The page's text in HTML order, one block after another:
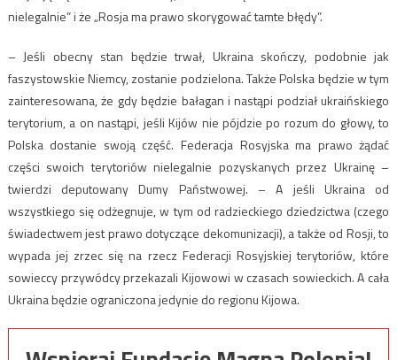
nielegalnie” i że „Rosja ma prawo skorygować tamte błędy”.
– Jeśli obecny stan będzie trwał, Ukraina skończy, podobnie jak
faszystowskie Niemcy, zostanie podzielona. Także Polska będzie w tym
zainteresowana, że gdy będzie bałagan i nastąpi podział ukraińskiego
terytorium, a on nastąpi, jeśli Kijów nie pójdzie po rozum do głowy, to
Polska dostanie swoją część. Federacja Rosyjska ma prawo żądać
części swoich terytoriów nielegalnie pozyskanych przez Ukrainę –
twierdzi deputowany Dumy Państwowej. – A jeśli Ukraina od
wszystkiego się odżegnuje, w tym od radzieckiego dziedzictwa (czego
świadectwem jest prawo dotyczące dekomunizacji), a także od Rosji, to
wypada jej zrzec się na rzecz Federacji Rosyjskiej terytoriów, które
sowieccy przywódcy przekazali Kijowowi w czasach sowieckich. A cała
Ukraina będzie ograniczona jedynie do regionu Kijowa.